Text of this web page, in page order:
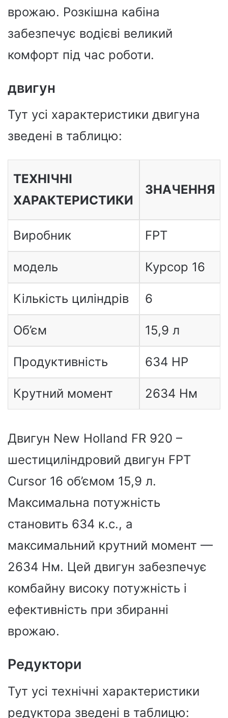
врожаю. Розкішна кабіна
забезпечує водієві великий
комфорт під час роботи.
двигун
Тут усі характеристики двигуна
зведені в таблицю:
ТЕХНІЧНІ
ХАРАКТЕРИСТИКИ
ЗНАЧЕННЯ
Виробник FPT
модель Курсор 16
Кількість циліндрів 6
Об’єм 15,9 л
Продуктивність 634 HP
Крутний момент 2634 Нм
Двигун New Holland FR 920 –
шестициліндровий двигун FPT
Cursor 16 об’ємом 15,9 л.
Максимальна потужність
становить 634 к.с., а
максимальний крутний момент —
2634 Нм. Цей двигун забезпечує
комбайну високу потужність і
ефективність при збиранні
врожаю.
Редуктори
Тут усі технічні характеристики
редуктора зведені в таблицю: